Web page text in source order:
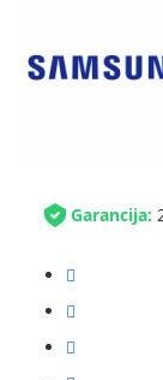
Garancija: